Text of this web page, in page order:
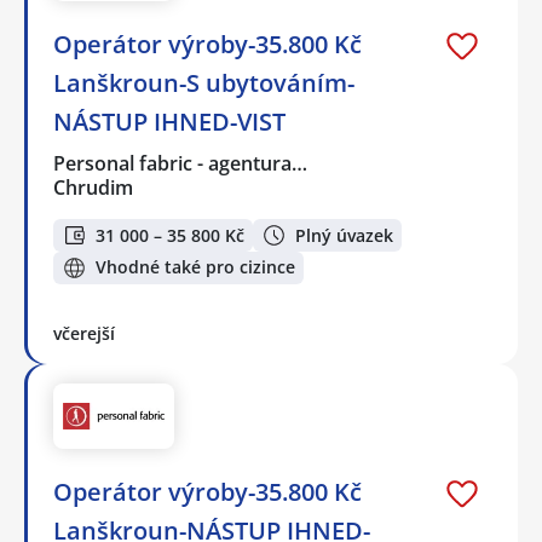
Operátor výroby-35.800 Kč
Lanškroun-S ubytováním-
NÁSTUP IHNED-VIST
Personal fabric - agentura…
Chrudim
31 000 – 35 800 Kč
Plný úvazek
Vhodné také pro cizince
včerejší
Operátor výroby-35.800 Kč
Lanškroun-NÁSTUP IHNED-